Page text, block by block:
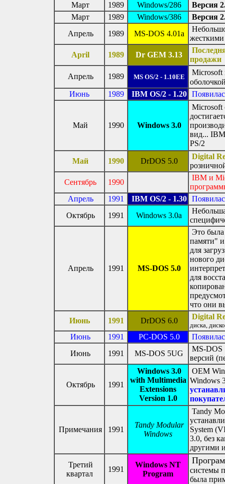
Март 1989 Windows/286
Версия
Март
1989 Windows/386
Версия
Апрель
1989 MS-DOS 4.01a
April
1989 Dr GEM 3.13
продажи
Апрель
1989 MS OS/2 - 1.10EE
Июнь
1989 IBM OS/2 - 1.20
Май 1990 Windows 3.0
Microsoft
вид... IBM
PS/2
Май 1990 DrDOS 5.0
Digital
Сентябрь
1990
IBM и
Апрель
1991 IBM OS/2 - 1.30
Октябрь
1991 Windows 3.0a
Апрель 1991 MS-DOS 5.0
Это была
памяти"
для
нового
для
что они
Июнь
1991 DrDOS 6.0 Digital
диска,
Июнь 1991 PC-DOS 5.0
Июнь
1991 MS-DOS 5UG
MS-DOS
версий
Октябрь 1991
Windows 3.0
with Multimedia
Extensions
Version 1.0
OEM
Windows
Примечания 1991
Tandy Modular
Windows
Tandy
System
3.0, без
другими
Третий
квартал
1991
Windows NT
Program
системы
была